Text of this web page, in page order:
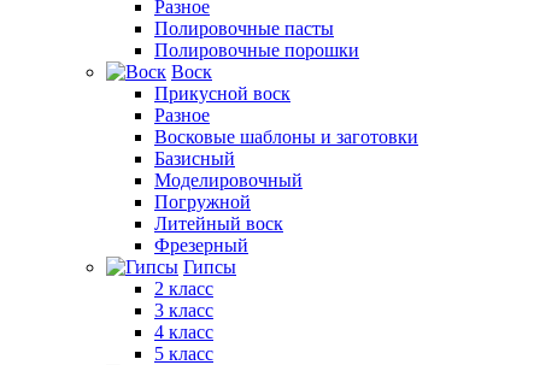
Разное
Полировочные пасты
Полировочные порошки
Воск
Прикусной воск
Разное
Восковые шаблоны и заготовки
Базисный
Моделировочный
Погружной
Литейный воск
Фрезерный
Гипсы
2 класс
3 класс
4 класс
5 класс